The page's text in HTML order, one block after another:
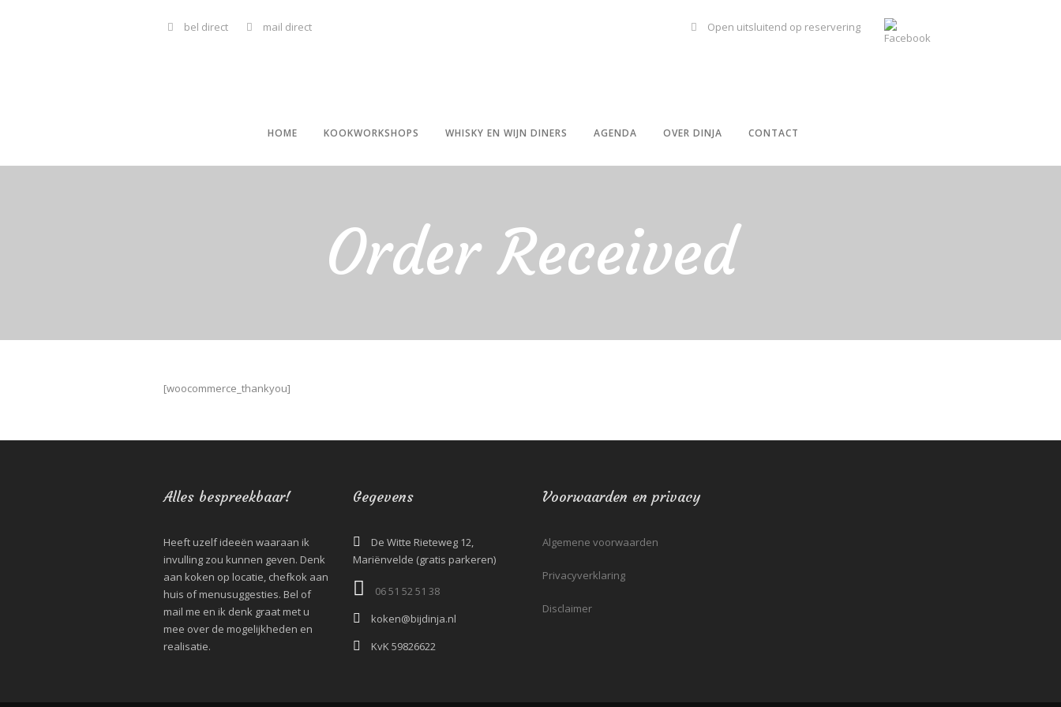
bel direct mail direct Open uitsluitend op reservering
HOME KOOKWORKSHOPS WHISKY EN WIJN DINERS AGENDA OVER DINJA CONTACT
Order Received
[woocommerce_thankyou]
Alles bespreekbaar!
Heeft uzelf ideeën waaraan ik
invulling zou kunnen geven. Denk
aan koken op locatie, chefkok aan
huis of menusuggesties. Bel of
mail me en ik denk graat met u
mee over de mogelijkheden en
realisatie.
Gegevens
De Witte Rieteweg 12,
Mariënvelde (gratis parkeren)
06 51 52 51 38‬
koken@bijdinja.nl
KvK 59826622
Voorwaarden en privacy
Algemene voorwaarden
Privacyverklaring
Disclaimer